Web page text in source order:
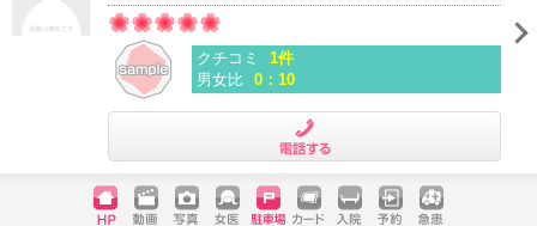
クチコミ
1件
男女比 0：10